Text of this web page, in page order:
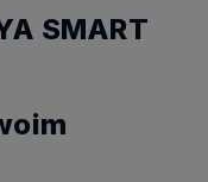
SMART